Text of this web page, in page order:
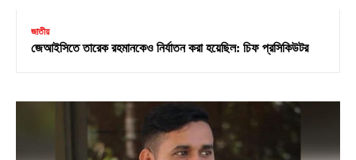
জাতীয়
জেআইসিতে তারেক রহমানকেও নির্যাতন করা হয়েছিল: চিফ প্রসিকিউটর